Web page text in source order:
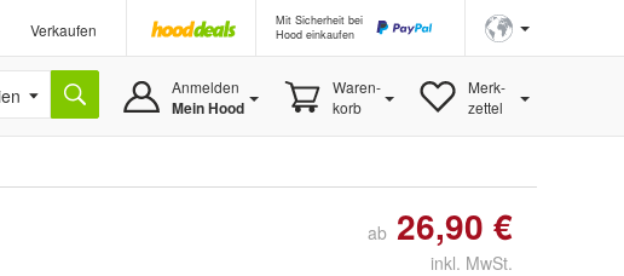
Verkaufen
Mit Sicherheit bei
Hood einkaufen
Anmelden
Mein Hood
Waren-
korb
Merk-
zettel
ab 26,90 €
inkl. MwSt.